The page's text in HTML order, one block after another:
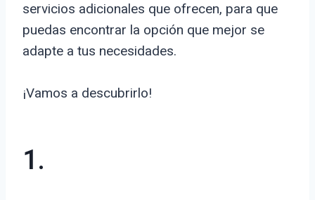
servicios adicionales que ofrecen, para que
puedas encontrar la opción que mejor se
adapte a tus necesidades.
¡Vamos a descubrirlo!
1.